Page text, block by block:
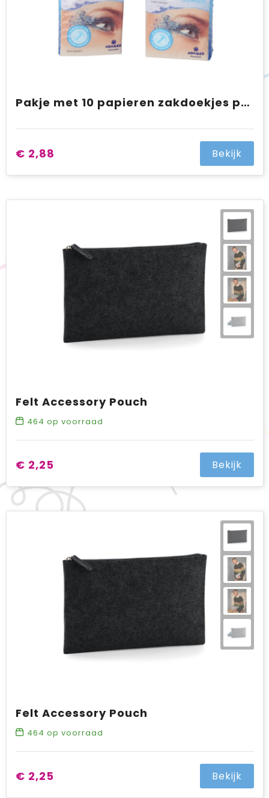
Pakje met 10 papieren zakdoekjes per 10 pakjes in folie full colour all over bedrukt
€ 2,88 Bekijk
Felt Accessory Pouch
464 op voorraad
€ 2,25 Bekijk
Felt Accessory Pouch
464 op voorraad
€ 2,25 Bekijk